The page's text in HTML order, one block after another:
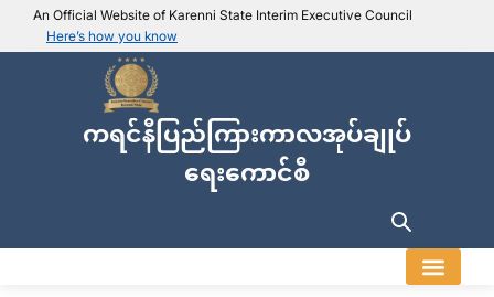
An Official Website of Karenni State Interim Executive Council
Here’s how you know
IEC official website links
Usually end with .ieckarenni.org
Trusted websites
Secure websites use HTTPS
or a URL starting with
ကရင်နီပြည်ကြားကာလအုပ်ချုပ်
ရေးကောင်စီ